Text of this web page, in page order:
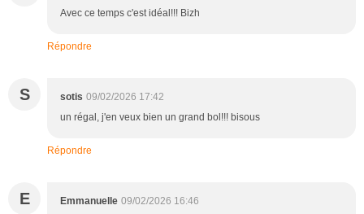
Avec ce temps c'est idéal!!! Bizh
Répondre
S sotis 09/02/2026 17:42
un régal, j'en veux bien un grand bol!!! bisous
Répondre
E Emmanuelle 09/02/2026 16:46